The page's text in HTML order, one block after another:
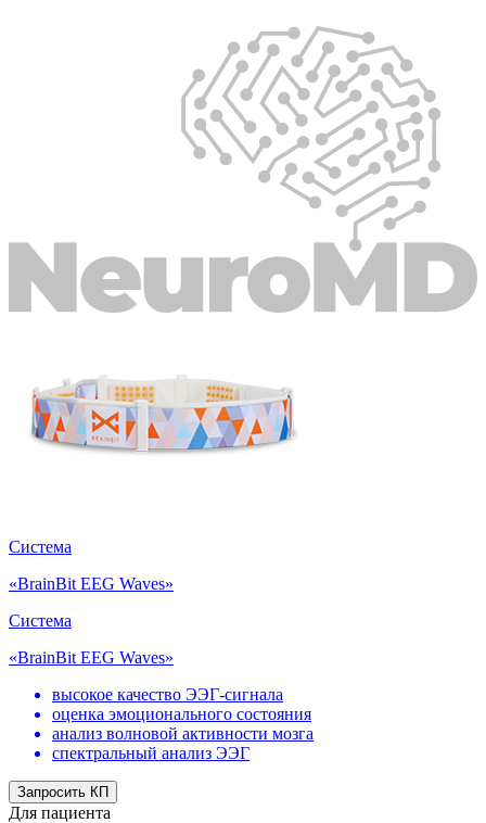
Система
«BrainBit EEG Waves»
Система
«BrainBit EEG Waves»
высокое качество ЭЭГ-сигнала
оценка эмоционального состояния
анализ волновой активности мозга
спектральный анализ ЭЭГ
Запросить КП
Для пациента